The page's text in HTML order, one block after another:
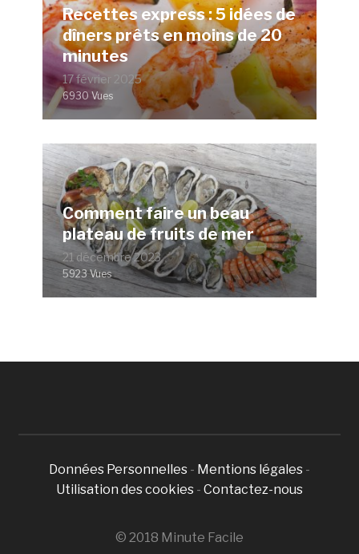
Recettes express : 5 idées de
dîners prêts en moins de 20
minutes
17 février 2025
6930 Vues
Comment faire un beau
plateau de fruits de mer
21 décembre 2023
5923 Vues
Données Personnelles - Mentions légales -
Utilisation des cookies - Contactez-nous
© 2018 Minute Facile